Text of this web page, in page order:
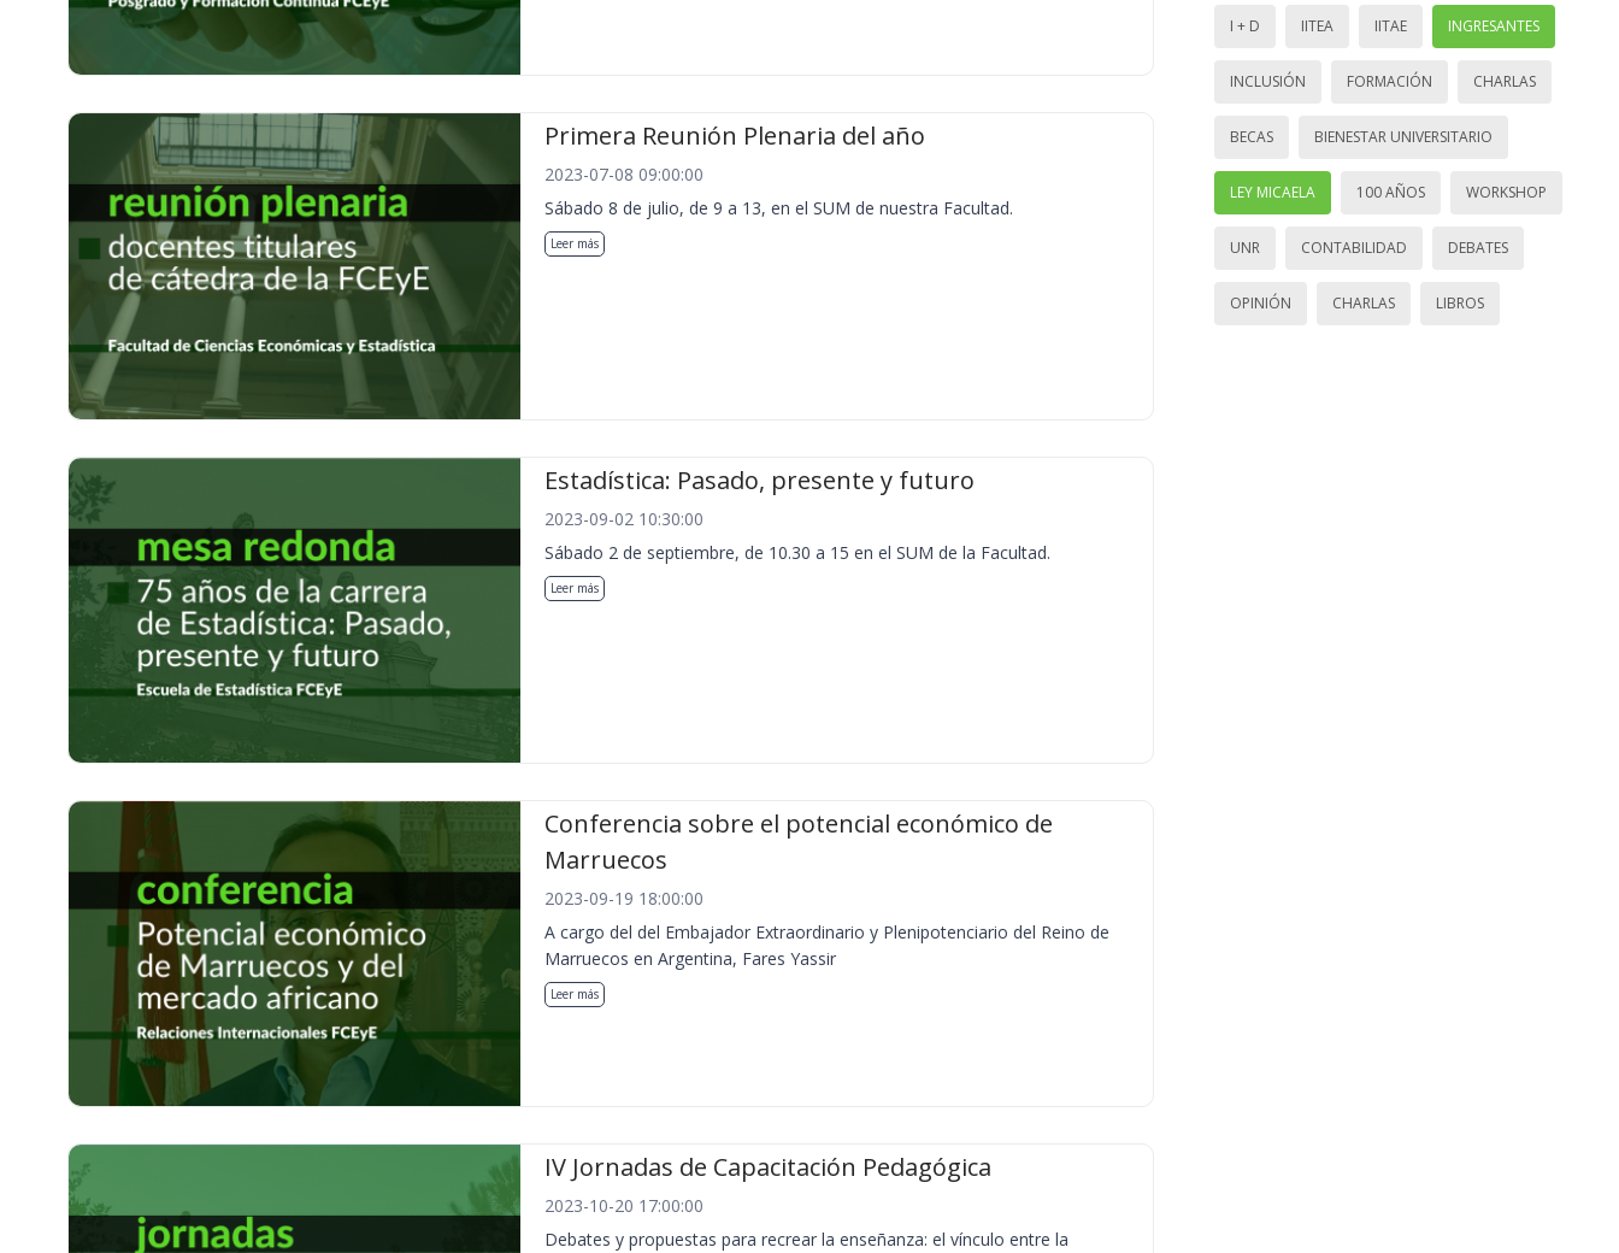
Primera Reunión Plenaria del año
2023-07-08 09:00:00
Sábado 8 de julio, de 9 a 13, en el SUM de nuestra Facultad.
Leer más
Estadística: Pasado, presente y futuro
2023-09-02 10:30:00
Sábado 2 de septiembre, de 10.30 a 15 en el SUM de la Facultad.
Leer más
Conferencia sobre el potencial económico de
Marruecos
2023-09-19 18:00:00
A cargo del del Embajador Extraordinario y Plenipotenciario del Reino de
Marruecos en Argentina, Fares Yassir
Leer más
IV Jornadas de Capacitación Pedagógica
2023-10-20 17:00:00
Debates y propuestas para recrear la enseñanza: el vínculo entre la
I + D IITEA IITAE INGRESANTES
INCLUSIÓN FORMACIÓN CHARLAS
BECAS BIENESTAR UNIVERSITARIO
LEY MICAELA 100 AÑOS WORKSHOP
UNR CONTABILIDAD DEBATES
OPINIÓN CHARLAS LIBROS